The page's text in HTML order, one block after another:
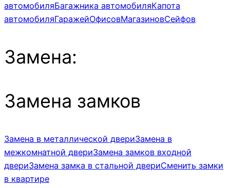
автомобиляБагажника автомобиляКапота
автомобиляГаражейОфисовМагазиновСейфов
Замена:
Замена замков
Замена в металлической двериЗамена в
межкомнатной двериЗамена замков входной
двериЗамена замка в стальной двериСменить замки
в квартире